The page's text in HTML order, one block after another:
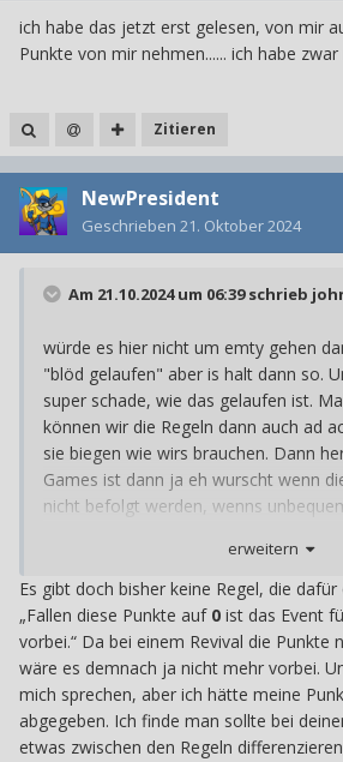
ich habe das jetzt erst gelesen, von mir
Punkte von mir nehmen...... ich habe
Zitieren
NewPresident
Geschrieben 21. Oktober 2024
Am 21.10.2024 um 06:39 schrieb
würde es hier nicht um emty gehen
"blöd gelaufen" aber is halt dann so.
super schade, wie das gelaufen ist.
können wir die Regeln dann auch ad
sie biegen wie wirs brauchen. Dann
Games ist dann ja eh wurscht wenn
nicht befolgt werden, wenns
erweitern
Es gibt doch bisher keine Regel, die
„Fallen diese Punkte auf 0 ist das Event
vorbei.“ Da bei einem Revival die Punkte
wäre es demnach ja nicht mehr vorbei.
mich sprechen, aber ich hätte meine
abgegeben. Ich finde man sollte bei
etwas zwischen den Regeln